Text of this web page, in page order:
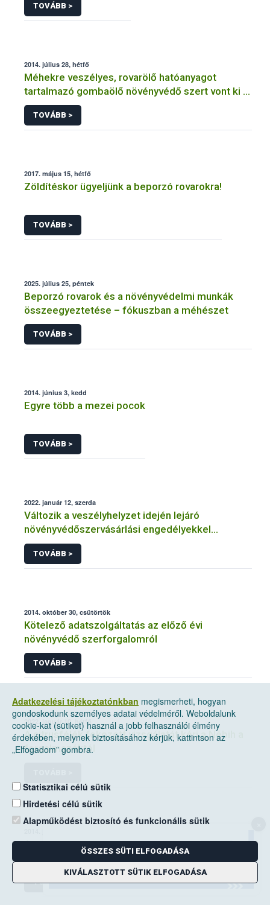
TOVÁBB >
2014. július 28, hétfő
Méhekre veszélyes, rovarölő hatóanyagot
tartalmazó gombaölő növényvédő szert vont ki a
forgalomból a NÉBIH
TOVÁBB >
2017. május 15, hétfő
Zöldítéskor ügyeljünk a beporzó rovarokra!
TOVÁBB >
2025. július 25, péntek
Beporzó rovarok és a növényvédelmi munkák
összeegyeztetése – fókuszban a méhészet
TOVÁBB >
2014. június 3, kedd
Egyre több a mezei pocok
TOVÁBB >
2022. január 12, szerda
Változik a veszélyhelyzet idején lejáró
növényvédőszervásárlási engedélyekkel
kapcsolatos szabályozás
TOVÁBB >
2014. október 30, csütörtök
Kötelező adatszolgáltatás az előző évi
növényvédő szerforgalomról
TOVÁBB >
2022. január 10, hétfő
A citrusfélék fokozott vizsgálatát kéri a Nébih a
forgalmazóktól
A mezei pocok elleni védekezési kötelezettség
a földhasználók kiemelt feladata
TOVÁBB >
Adatkezelési tájékoztatónkban megismerheti, hogyan
gondoskodunk személyes adatai védelméről. Weboldalunk
cookie-kat (sütiket) használ a jobb felhasználói élmény
érdekében, melynek biztosításához kérjük, kattintson az
„Elfogadom” gombra.
Statisztikai célú sütik
Hirdetési célú sütik
Alapműködést biztosító és funkcionális sütik
ÖSSZES SÜTI ELFOGADÁSA
KIVÁLASZTOTT SÜTIK ELFOGADÁSA